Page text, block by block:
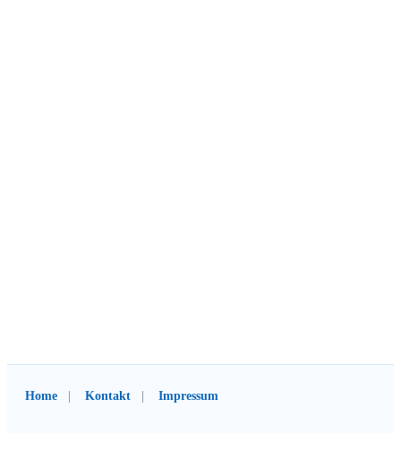
Home Kontakt Impressum